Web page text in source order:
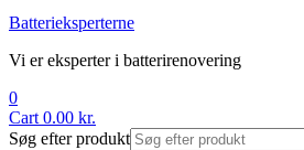
Batterieksperterne
Vi er eksperter i batterirenovering
0
Cart 0.00 kr.
Søg efter produkt